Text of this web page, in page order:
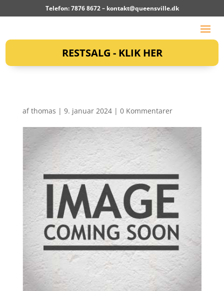
Telefon: 7876 8672 – kontakt@queensville.dk
RESTSALG - KLIK HER
afthomas | 9. januar 2024| 0 Kommentarer